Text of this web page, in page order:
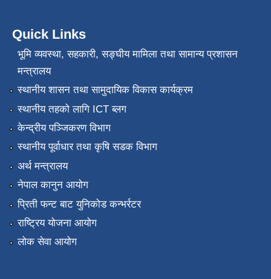
Quick Links
भूमि व्यवस्था, सहकारी, सङ्‍घीय मामिला तथा सामान्य प्रशासन
मन्त्रालय
स्थानीय शासन तथा सामुदायिक विकास कार्यक्रम
स्थानीय तहको लागि ICT ब्लग
केन्द्रीय पञ्जिकरण विभाग
स्थानीय पूर्वाधार तथा कृषि सडक विभाग
अर्थ मन्त्रालय
नेपाल कानुन आयोग
प्रिती फन्ट बाट युनिकोड कन्भर्रटर
राष्ट्रिय योजना आयोग
लोक सेवा आयोग